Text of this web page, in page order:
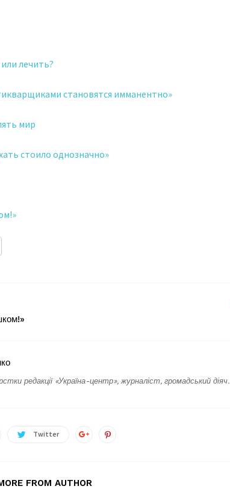
лечить?
становятся имманентно»
мир
стоило однозначно»
редакції «Україна-центр», журналіст, громадський діяч.
Twitter
FROM AUTHOR